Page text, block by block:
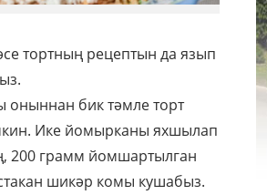
тортның рецептын да язып
оныннан бик тәмле торт
Ике йомырканы яхшылап
200 грамм йомшартылган
шикәр комы кушабыз.